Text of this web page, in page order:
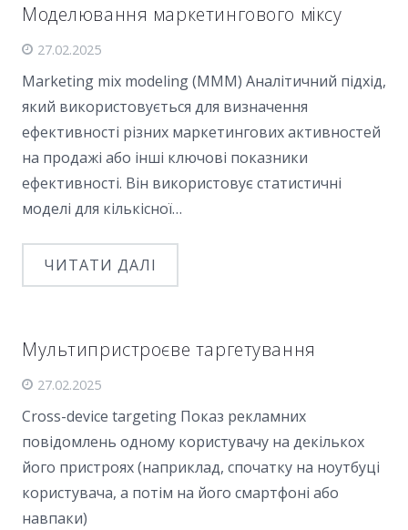
Моделювання маркетингового міксу
27.02.2025
Marketing mix modeling (MMM) Аналітичний підхід,
який використовується для визначення
ефективності різних маркетингових активностей
на продажі або інші ключові показники
ефективності. Він використовує статистичні
моделі для кількісної…
ЧИТАТИ ДАЛІ
Мультипристроєве таргетування
27.02.2025
Cross-device targeting Показ рекламних
повідомлень одному користувачу на декількох
його пристроях (наприклад, спочатку на ноутбуці
користувача, а потім на його смартфоні або
навпаки)